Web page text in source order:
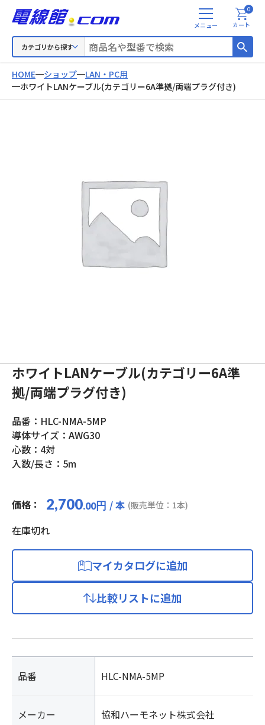
カテゴリから探す
メ
ニ
カート
0
HOME ショップ
LAN・PC用
ホワイトLANケーブル(カテゴリー6A準拠/両端プラグ付き)
ホワイトLANケーブル(カテゴリー6A準
拠/両端プラグ付き)
品番：HLC-NMA-5MP
導体サイズ：AWG30
心数：4対
入数/長さ：5m
価格： 2,700.00円 / 本 (販売単位：1本)
在庫切れ
マイカタログに追加
比較リストに追加
品番 HLC-NMA-5MP
メーカー 協和ハーモネット株式会社